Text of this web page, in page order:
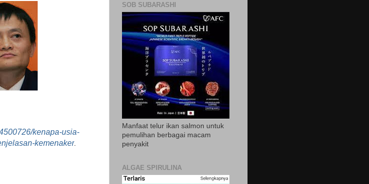
kenapa-usia-
kemenaker.
SOB SUBARASHI
Manfaat telur ikan salmon untuk
pemulihan berbagai macam
penyakit
ALGAE SPIRULINA